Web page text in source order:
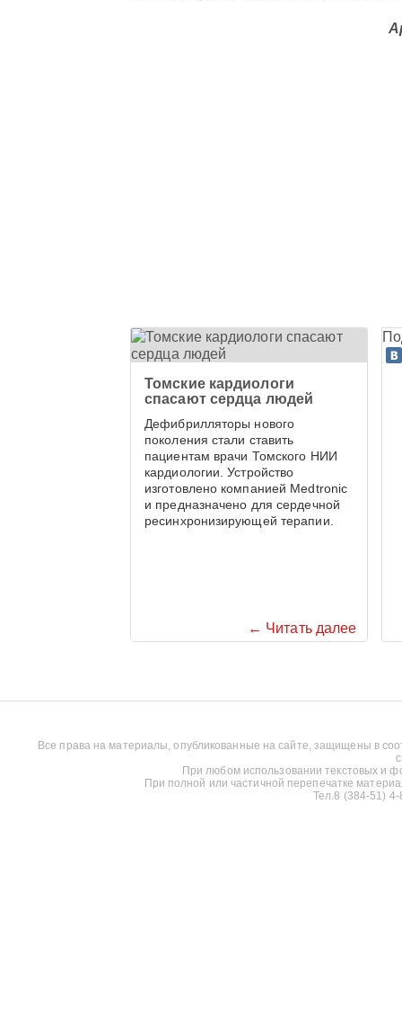
← Читать далее
Томские кардиологи
спасают сердца людей
Дефибрилляторы нового
поколения стали ставить
пациентам врачи Томского НИИ
кардиологии. Устройство
изготовлено компанией Medtronic
и предназначено для сердечной
ресинхронизирующей терапии.
Все права на материалы, опубликованные на сайте, защищены в
При любом использовании текстовых и
При полной или частичной перепечатке
Тел.8 (384-51)